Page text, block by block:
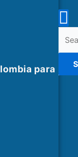
para
for: